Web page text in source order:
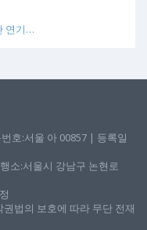
연기…
호:서울 아 00857 | 등록일
소:서울시 강남구 논현로
법의 보호에 따라 무단 전재